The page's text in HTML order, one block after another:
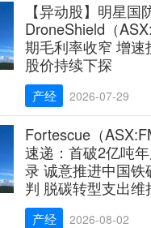
【异动股】明星国
DroneShield（
期毛利率收窄 增速
股价持续下探
产经 2026-07-29
Fortescue（
速递：首破2亿吨
录 诚意推进中国铁
判 脱碳转型支出维
产经 2026-08-02